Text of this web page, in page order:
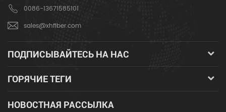
0086-13671585101
sales@xhfiber.com
ПОДПИСЫВАЙТЕСЬ НА НАС
ГОРЯЧИЕ ТЕГИ
НОВОСТНАЯ РАССЫЛКА